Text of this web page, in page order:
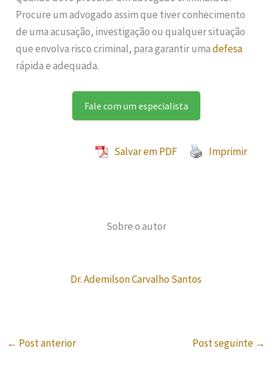
Procure um advogado assim que tiver conhecimento
de uma acusação, investigação ou qualquer situação
que envolva risco criminal, para garantir umadefesa
rápida e adequada.
Fale com um especialista
Salvar em PDF Imprimir
Sobre o autor
Dr. Ademilson Carvalho Santos
← Post anterior Post seguinte →